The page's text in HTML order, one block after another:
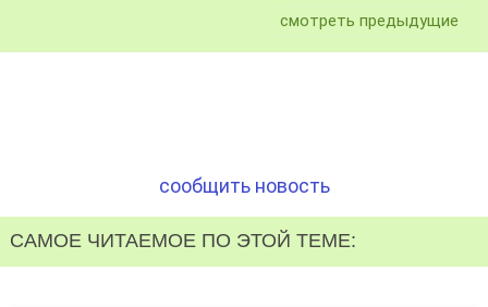
смотреть предыдущие
сообщить новость
САМОЕ ЧИТАЕМОЕ ПО ЭТОЙ ТЕМЕ: